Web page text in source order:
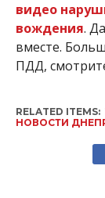
видео
вождения.
вместе.
ПДД,
RELATED ITEMS:
НОВОСТИ